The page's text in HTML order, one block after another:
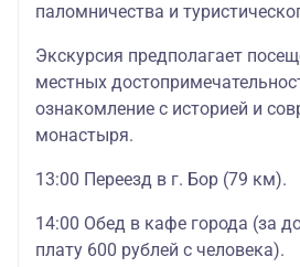
паломничества и
Экскурсия предполагает
местных
ознакомление с историей и
монастыря.
13:00 Переезд в г. Бор (79 км).
14:00 Обед в кафе города (за
плату 600 рублей с человека).